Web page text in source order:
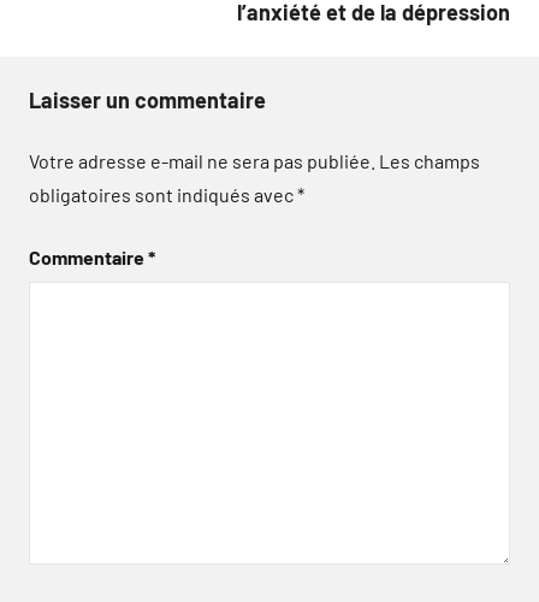
l’anxiété et de la dépression
Laisser un commentaire
Votre adresse e-mail ne sera pas publiée. Les champs
obligatoires sont indiqués avec*
Commentaire*